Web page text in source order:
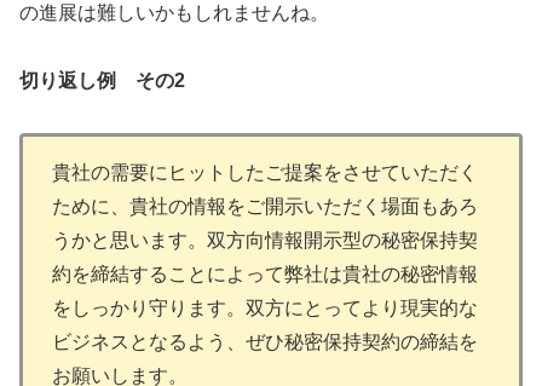
の進展は難しいかもしれませんね。
切り返し例 その2
貴社の需要にヒットしたご提案をさせていただく
ために、貴社の情報をご開示いただく場面もあろ
うかと思います。双方向情報開示型の秘密保持契
約を締結することによって弊社は貴社の秘密情報
をしっかり守ります。双方にとってより現実的な
ビジネスとなるよう、ぜひ秘密保持契約の締結を
お願いします。